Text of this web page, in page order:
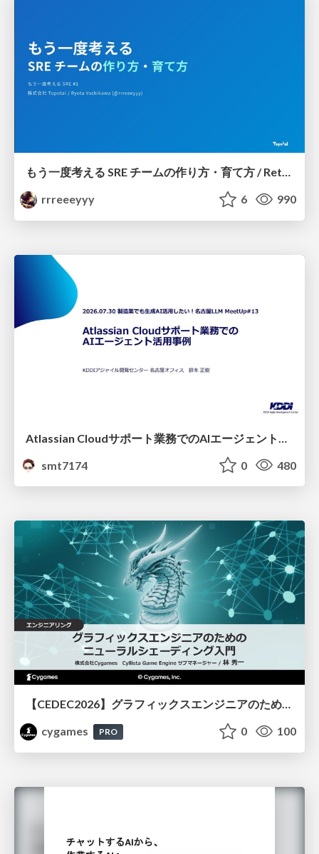
もう一度考える SRE チームの作り方・育て方 / Rethinking SRE #1: Building and Growing SRE Teams
rrreeeyyy
6 990
smt7174
0 480
【CEDEC2026】グラフィックスエンジニアのためのニューラルシェーディング入門
cygames
PRO 0 100